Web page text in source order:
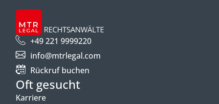
+49 221 9999220
info@mtrlegal.com
Rückruf buchen
Oft gesucht
Karriere